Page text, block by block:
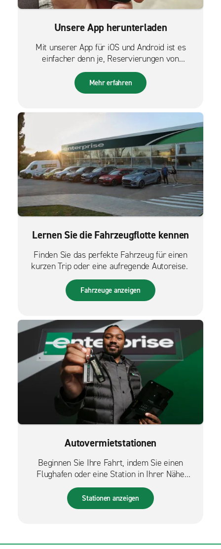
Unsere App herunterladen
Mit unserer App für iOS und Android ist es
einfacher denn je, Reservierungen von
unterwegs zu verwalten.
Mehr erfahren
Lernen Sie die Fahrzeugflotte kennen
Finden Sie das perfekte Fahrzeug für einen
kurzen Trip oder eine aufregende Autoreise.
Fahrzeuge anzeigen
Autovermietstationen
Beginnen Sie Ihre Fahrt, indem Sie einen
Flughafen oder eine Station in Ihrer Nähe
finden.
Stationen anzeigen